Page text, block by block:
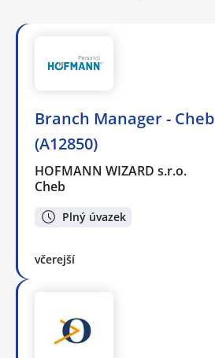
Branch Manager - Cheb
(A12850)
HOFMANN WIZARD s.r.o.
Cheb
Plný úvazek
včerejší